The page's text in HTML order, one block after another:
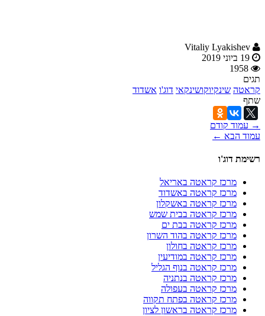
Vitaliy Lyakishev
19 ביוני 2019
1958
תגים
קראטה שינקיוקושינקאי דוג'ו אשדוד
שתף
→ עמוד קודם
עמוד הבא ←
רשימת דוג'ו
מרכז קראטה באריאל
מרכז קראטה באשדוד
מרכז קראטה באשקלון
מרכז קראטה בבית שמש
מרכז קראטה בבת ים
מרכז קראטה בהוד השרון
מרכז קראטה בחולון
מרכז קראטה במודיעין
מרכז קראטה בנוף הגליל
מרכז קראטה בנתניה
מרכז קראטה בעפולה
מרכז קראטה בפתח תקווה
מרכז קראטה בראשון לציון